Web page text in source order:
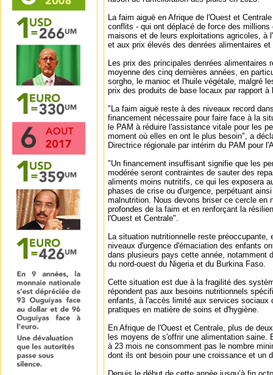
La faim aiguë en Afrique de l'Ouest et
conflits - qui ont déplacé de force des millions
maisons et de leurs exploitations agricoles, à
et aux prix élevés des denrées alimentaires
Les prix des principales denrées alimentaires
moyenne des cinq dernières années, en
sorgho, le manioc et l'huile végétale, malgré
prix des produits de base locaux par rapport à
"La faim aiguë reste à des niveaux record
financement nécessaire pour faire face à la
le PAM à réduire l'assistance vitale pour les
moment où elles en ont le plus besoin", a
Directrice régionale par intérim du PAM pour
"Un financement insuffisant signifie que les
modérée seront contraintes de sauter des
aliments moins nutritifs, ce qui les exposera
phases de crise ou d'urgence, perpétuant
malnutrition. Nous devons briser ce cercle en
profondes de la faim et en renforçant la
l'Ouest et Centrale".
La situation nutritionnelle reste préoccupante,
niveaux d'urgence d'émaciation des enfants
dans plusieurs pays cette année, notamment
du nord-ouest du Nigeria et du Burkina Faso.
Cette situation est due à la fragilité des
répondent pas aux besoins nutritionnels
enfants, à l'accès limité aux services sociaux
pratiques en matière de soins et d'hygiène.
En Afrique de l'Ouest et Centrale, plus de
les moyens de s'offrir une alimentation saine.
à 23 mois ne consomment pas le nombre
dont ils ont besoin pour une croissance et un